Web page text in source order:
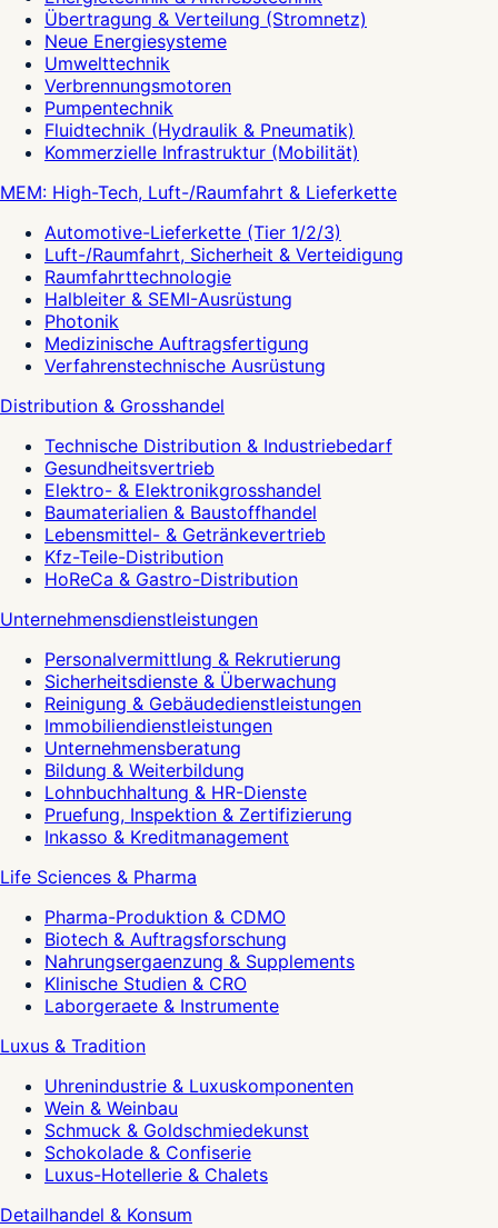
Übertragung & Verteilung (Stromnetz)
Neue Energiesysteme
Umwelttechnik
Verbrennungsmotoren
Pumpentechnik
Fluidtechnik (Hydraulik & Pneumatik)
Kommerzielle Infrastruktur (Mobilität)
MEM: High-Tech, Luft-/Raumfahrt & Lieferkette
Automotive-Lieferkette (Tier 1/2/3)
Luft-/Raumfahrt, Sicherheit & Verteidigung
Raumfahrttechnologie
Halbleiter & SEMI-Ausrüstung
Photonik
Medizinische Auftragsfertigung
Verfahrenstechnische Ausrüstung
Distribution & Grosshandel
Technische Distribution & Industriebedarf
Gesundheitsvertrieb
Elektro- & Elektronikgrosshandel
Baumaterialien & Baustoffhandel
Lebensmittel- & Getränkevertrieb
Kfz-Teile-Distribution
HoReCa & Gastro-Distribution
Unternehmensdienstleistungen
Personalvermittlung & Rekrutierung
Sicherheitsdienste & Überwachung
Reinigung & Gebäudedienstleistungen
Immobiliendienstleistungen
Unternehmensberatung
Bildung & Weiterbildung
Lohnbuchhaltung & HR-Dienste
Pruefung, Inspektion & Zertifizierung
Inkasso & Kreditmanagement
Life Sciences & Pharma
Pharma-Produktion & CDMO
Biotech & Auftragsforschung
Nahrungsergaenzung & Supplements
Klinische Studien & CRO
Laborgeraete & Instrumente
Luxus & Tradition
Uhrenindustrie & Luxuskomponenten
Wein & Weinbau
Schmuck & Goldschmiedekunst
Schokolade & Confiserie
Luxus-Hotellerie & Chalets
Detailhandel & Konsum